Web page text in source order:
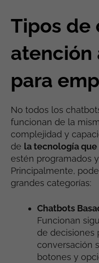
Tipos de
atención
para
No todos los
funcionan de la
complejidad y
de la tecnología
estén programados
Principalmente,
grandes categorías:
Chatbots
Funcionan
de decisiones
conversación
botones y